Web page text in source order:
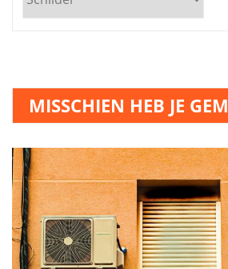
MISSCHIEN HEB JE